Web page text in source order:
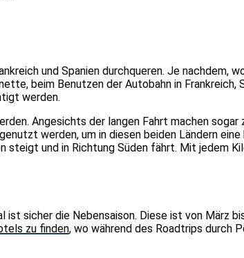
und Spanien durchqueren. Je nachdem,
beim Benutzen der Autobahn in
werden.
Angesichts der langen Fahrt machen sogar
werden, um in diesen beiden Ländern
steigt und in Richtung Süden fährt. Mit jedem
ist sicher die Nebensaison. Diese ist von März
zu finden, wo während des Roadtrips durch